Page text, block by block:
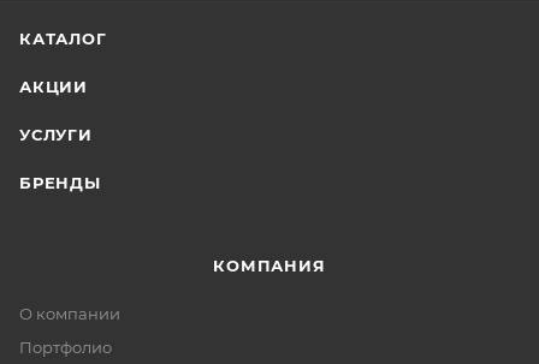
КАТАЛОГ
АКЦИИ
УСЛУГИ
БРЕНДЫ
КОМПАНИЯ
О компании
Портфолио